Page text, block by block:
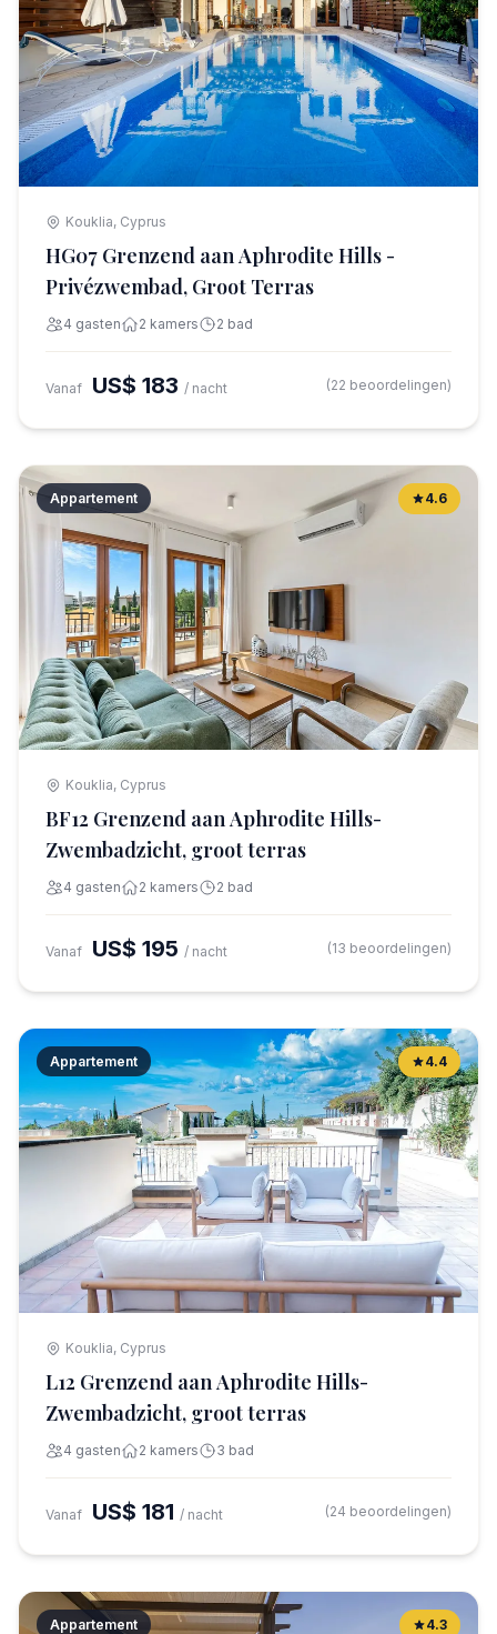
Kouklia, Cyprus
HG07 Grenzend aan Aphrodite Hills -
Privézwembad, Groot Terras
4 gasten 2 kamers 2 bad
Vanaf US$ 183 / nacht (22 beoordelingen)
Appartement 4.6
Kouklia, Cyprus
BF12 Grenzend aan Aphrodite Hills-
Zwembadzicht, groot terras
4 gasten 2 kamers 2 bad
Vanaf US$ 195 / nacht (13 beoordelingen)
Appartement 4.4
Kouklia, Cyprus
L12 Grenzend aan Aphrodite Hills-
Zwembadzicht, groot terras
4 gasten 2 kamers 3 bad
Vanaf US$ 181 / nacht (24 beoordelingen)
Appartement 4.3